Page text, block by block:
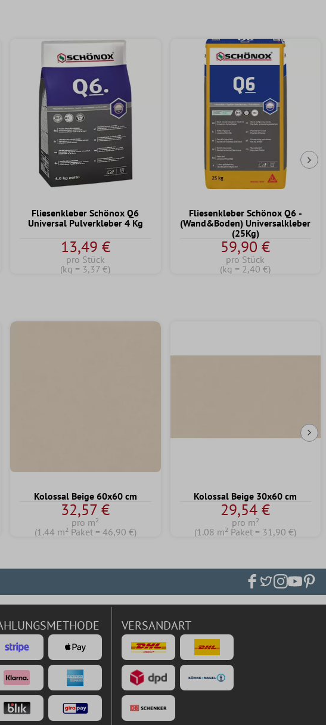
Fliesenkleber Schönox Q6
Universal Pulverkleber 4 Kg
13,49 €
pro Stück
(kg = 3,37 €)
Fliesenkleber Schönox Q6 -
(Wand&Boden) Universalkleber
(25Kg)
59,90 €
pro Stück
(kg = 2,40 €)
Kolossal Beige 60x60 cm
32,57 €
pro m²
(1.44 m² Paket = 46,90 €)
Kolossal Beige 30x60 cm
29,54 €
pro m²
(1.08 m² Paket = 31,90 €)
VERSANDART